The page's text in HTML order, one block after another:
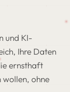
und KI-
Ihre Daten
ernsthaft
ohne